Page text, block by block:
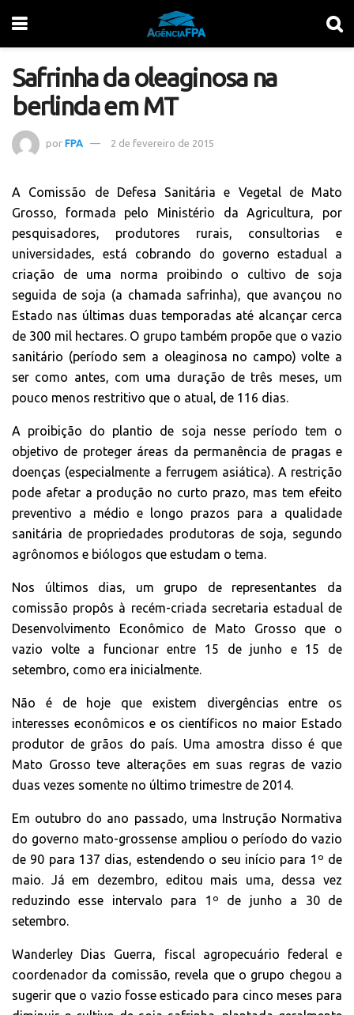
Safrinha da oleaginosa na
berlinda em MT
por FPA 2 de fevereiro de 2015
A Comissão de Defesa Sanitária e Vegetal de Mato
Grosso, formada pelo Ministério da Agricultura, por
pesquisadores, produtores rurais, consultorias e
universidades, está cobrando do governo estadual a
criação de uma norma proibindo o cultivo de soja
seguida de soja (a chamada safrinha), que avançou no
Estado nas últimas duas temporadas até alcançar cerca
de 300 mil hectares. O grupo também propõe que o vazio
sanitário (período sem a oleaginosa no campo) volte a
ser como antes, com uma duração de três meses, um
pouco menos restritivo que o atual, de 116 dias.
A proibição do plantio de soja nesse período tem o
objetivo de proteger áreas da permanência de pragas e
doenças (especialmente a ferrugem asiática). A restrição
pode afetar a produção no curto prazo, mas tem efeito
preventivo a médio e longo prazos para a qualidade
sanitária de propriedades produtoras de soja, segundo
agrônomos e biólogos que estudam o tema.
Nos últimos dias, um grupo de representantes da
comissão propôs à recém-criada secretaria estadual de
Desenvolvimento Econômico de Mato Grosso que o
vazio volte a funcionar entre 15 de junho e 15 de
setembro, como era inicialmente.
Não é de hoje que existem divergências entre os
interesses econômicos e os científicos no maior Estado
produtor de grãos do país. Uma amostra disso é que
Mato Grosso teve alterações em suas regras de vazio
duas vezes somente no último trimestre de 2014.
Em outubro do ano passado, uma Instrução Normativa
do governo mato-grossense ampliou o período do vazio
de 90 para 137 dias, estendendo o seu início para 1º de
maio. Já em dezembro, editou mais uma, dessa vez
reduzindo esse intervalo para 1º de junho a 30 de
setembro.
Wanderley Dias Guerra, fiscal agropecuário federal e
coordenador da comissão, revela que o grupo chegou a
sugerir que o vazio fosse esticado para cinco meses para